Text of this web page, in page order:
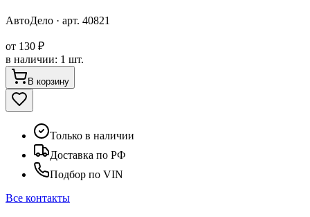
АвтоДело · арт. 40821
от 130 ₽
в наличии: 1 шт.
В корзину
Только в наличии
Доставка по РФ
Подбор по VIN
Все контакты